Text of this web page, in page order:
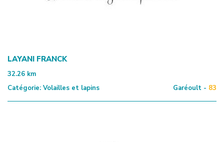
LAYANI FRANCK
32.26 km
Catégorie: Volailles et lapins Garéoult - 83